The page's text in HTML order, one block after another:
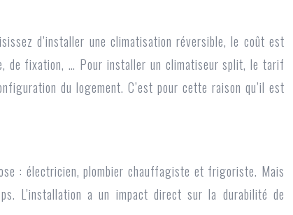
d’installer une climatisation réversible, le coût est
de fixation, … Pour installer un climatiseur split, le tarif
du logement. C’est pour cette raison qu’il est
: électricien, plombier chauffagiste et frigoriste. Mais
L’installation a un impact direct sur la durabilité de